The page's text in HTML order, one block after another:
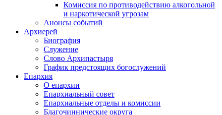
Комиссия по противодействию алкогольной
и наркотической угрозам
Анонсы событий
Архиерей
Биография
Служение
Слово Архипастыря
График предстоящих богослужений
Епархия
О епархии
Епархиальный совет
Епархиальные отделы и комиссии
Благочиннические округа